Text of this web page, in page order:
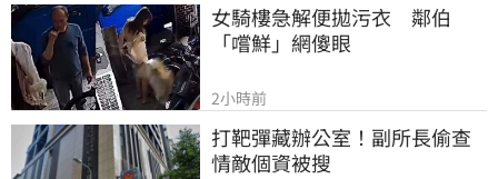
女騎樓急解便拋污衣　鄰伯
「嚐鮮」網傻眼
2小時前
打靶彈藏辦公室！副所長偷查
情敵個資被搜